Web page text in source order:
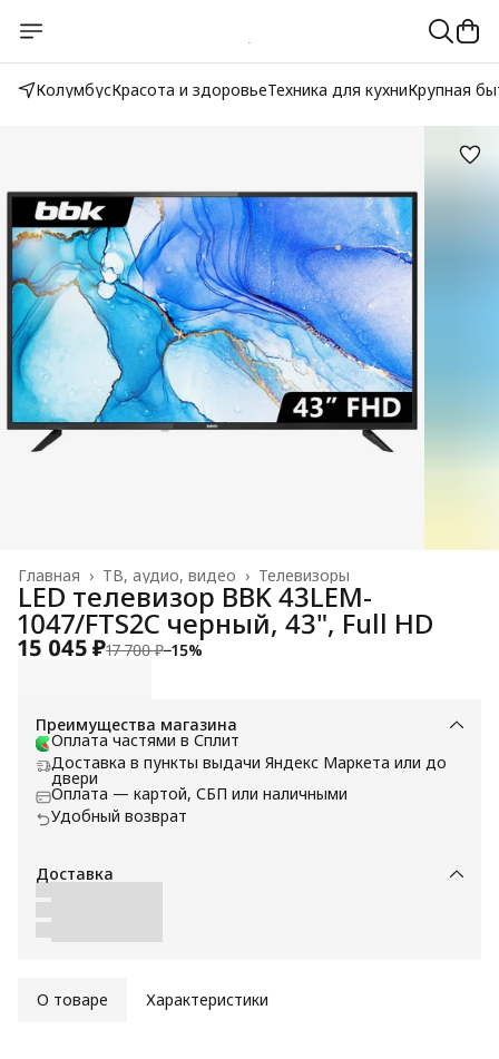
КолумбусКрасота и здоровьеТехника для кухниКрупная
Телевизоры
ТВ, аудио, видео ›
Главная ›
LED телевизор BBK 43LEM-
1047/FTS2C черный, 43", Full HD
15 045 ₽17 700 ₽−15%
Преимущества магазина
Оплата частями в Сплит
Доставка в пункты выдачи Яндекс Маркета или до
двери
Оплата — картой, СБП или наличными
Удобный возврат
Доставка
О товаре Характеристики